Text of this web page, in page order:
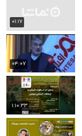
۰۱:۱۷
۰۴:۰۷
۱:۱۰:۳۳